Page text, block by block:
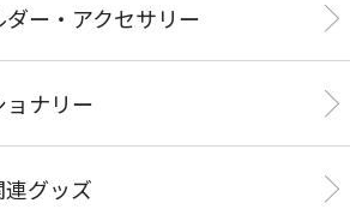
ダー・アクセサリー
ョナリー
連グッズ